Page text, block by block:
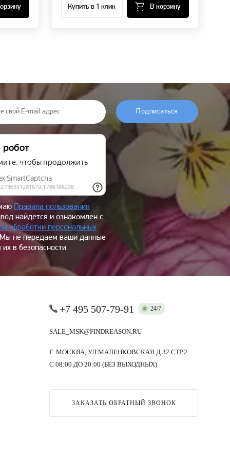
Купить в 1 клик В корзину
Правила пользования
найдется и ознакомлен с
обработки персональных
не передаем ваши данные
в безопасности.
Подписаться
+7 495 507-79-91 24/7
SALE_MSK@FINDREASON.RU
Г. МОСКВА, УЛ.МАЛЕНКОВСКАЯ Д.32 СТР.2
С 08:00 ДО 20:00 (БЕЗ ВЫХОДНЫХ)
ЗАКАЗАТЬ ОБРАТНЫЙ ЗВОНОК